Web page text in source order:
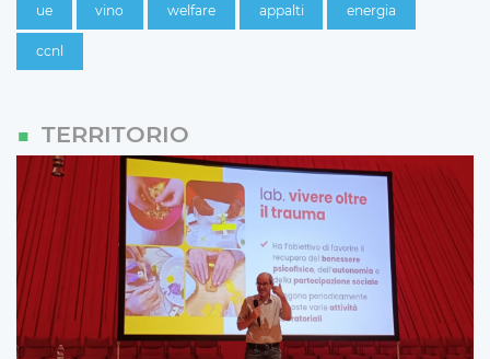
ue vino welfare appalti energia
ccnl
TERRITORIO